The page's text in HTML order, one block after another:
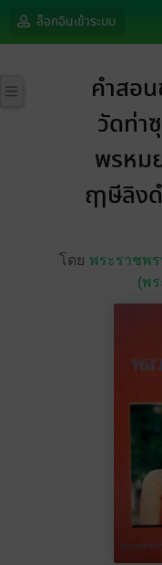
ล็อกอินเข้าระบบ
คำสอ
วัดท่า
พรหม
ฤาษีลิง
โดย พระราชพ
(พ